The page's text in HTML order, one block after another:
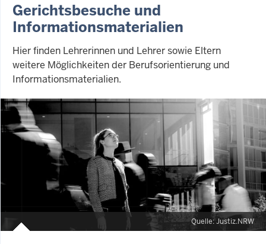
Gerichtsbesuche und
Informationsmaterialien
Hier finden Lehrerinnen und Lehrer sowie Eltern
weitere Möglichkeiten der Berufsorientierung und
Informationsmaterialien.
Quelle: Justiz.NRW